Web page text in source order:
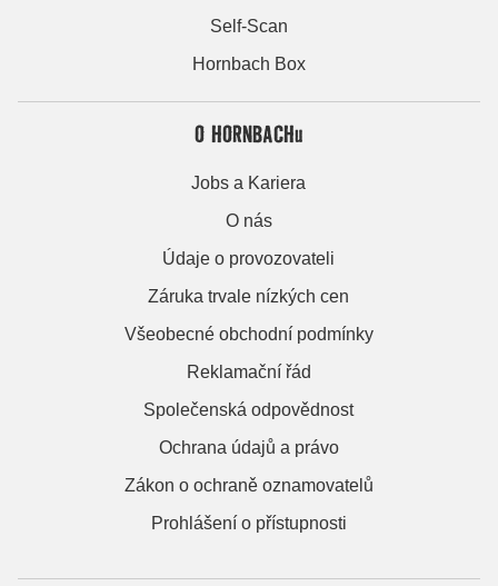
Self-Scan
Hornbach Box
O HORNBACHu
Jobs a Kariera
O nás
Údaje o provozovateli
Záruka trvale nízkých cen
Všeobecné obchodní podmínky
Reklamační řád
Společenská odpovědnost
Ochrana údajů a právo
Zákon o ochraně oznamovatelů
Prohlášení o přístupnosti